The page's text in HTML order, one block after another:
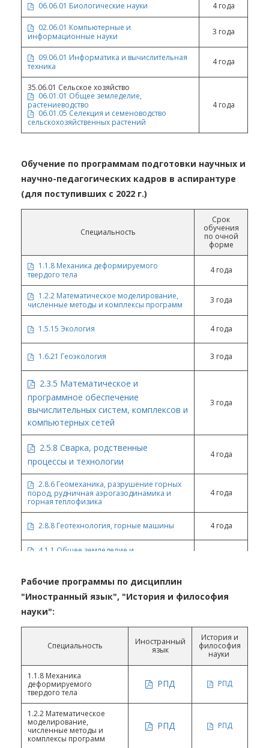
06.06.01 Биологические науки 4 года
02.06.01 Компьютерные и
информационные науки
3 года
09.06.01 Информатика и вычислительная
техника
4 года
35.06.01 Сельское хозяйство
06.01.01 Общее земледелие,
растениеводство
06.01.05 Селекция и семеноводство
сельскохозяйственных растений
4 года
Обучение по программам подготовки научных и
научно-педагогических кадров в аспирантуре
(для поступивших с 2022 г.)
Специальность
Срок
обучения
по очной
форме
1.1.8 Механика деформируемого
твердого тела
4 года
1.2.2 Математическое моделирование,
численные методы и комплексы программ
3 года
1.5.15 Экология 4 года
1.6.21 Геоэкология 3 года
2.3.5 Математическое и
программное обеспечение
вычислительных систем, комплексов и
компьютерных сетей
3 года
2.5.8 Сварка, родственные
процессы и технологии
4 года
2.8.6 Геомеханика, разрушение горных
пород, рудничная аэрогазодинамика и
горная теплофизика
4 года
2.8.8 Геотехнология, горные машины 4 года
4.1.1 Общее земледелие и
4.1.2 Селекция, семеноводство и
биотехнология растений
4.1.3 Агрохимия, агропочвоведение,
защита и карантин растений
Рабочие программы по дисциплин
"Иностранный язык", "История и философия
науки":
Специальность
Иностранный
язык
История и
философия
науки
1.1.8 Механика
деформируемого
твердого тела
РПД РПД
1.2.2 Математическое
моделирование,
численные методы и
комплексы программ
РПД РПД